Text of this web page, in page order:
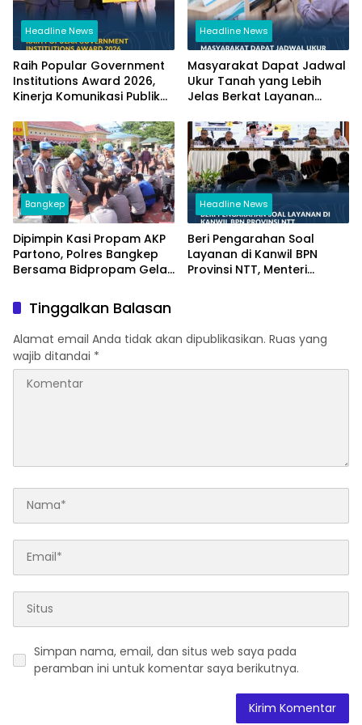
Headline News
Raih Popular Government
Institutions Award 2026,
Kinerja Komunikasi Publik
Kembali Diakui
Headline News
Masyarakat Dapat Jadwal
Ukur Tanah yang Lebih
Jelas Berkat Layanan
Bangkep
Dipimpin Kasi Propam AKP
Partono, Polres Bangkep
Bersama Bidpropam Gelar
Headline News
Beri Pengarahan Soal
Layanan di Kanwil BPN
Provinsi NTT, Menteri
Tinggalkan Balasan
Alamat email Anda tidak akan dipublikasikan. Ruas yang
wajib ditandai *
Simpan nama, email, dan situs web saya pada
peramban ini untuk komentar saya berikutnya.